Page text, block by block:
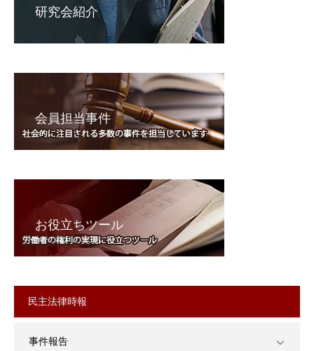
研究会紹介
会員担当事件
お役立ちツール
民主法律時報
事件報告